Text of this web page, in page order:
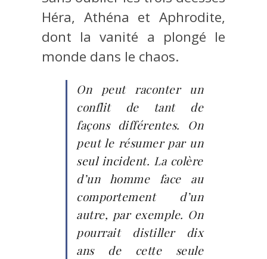
Héra, Athéna et Aphrodite,
dont la vanité a plongé le
monde dans le chaos.
On peut raconter un
conflit de tant de
façons différentes. On
peut le résumer par un
seul incident. La colère
d’un homme face au
comportement d’un
autre, par exemple. On
pourrait distiller dix
ans de cette seule